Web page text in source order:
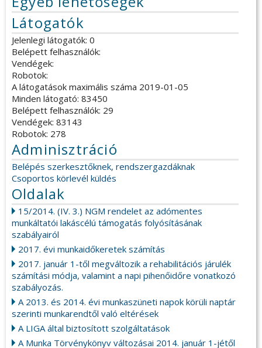
Látogatók
Jelenlegi látogatók: 0
Belépett felhasználók:
Vendégek:
Robotok:
A látogatások maximális száma 2019-01-05
Minden látogató: 83450
Belépett felhasználók: 29
Vendégek: 83143
Robotok: 278
Adminisztráció
Belépés szerkesztőknek, rendszergazdáknak
Csoportos körlevél küldés
Oldalak
15/2014. (IV. 3.) NGM rendelet az adómentes
munkáltatói lakáscélú támogatás folyósításának
szabályairól
2017. évi munkaidőkeretek számítás
2017. január 1-től megváltozik a rehabilitációs járulék
számítási módja, valamint a napi pihenőidőre vonatkozó
szabályozás.
A 2013. és 2014. évi munkaszüneti napok körüli naptár
szerinti munkarendtől való eltérések
A LIGA által biztosított szolgáltatások
A Munka Törvénykönyv változásai 2014. január 1-jétől